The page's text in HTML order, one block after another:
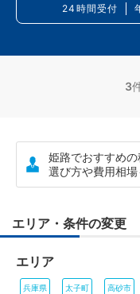
24時間受付
3
姫路でおすすめ
選び方や費用相
エリア・条件の変更
エリア
兵庫県 太子町 高砂市